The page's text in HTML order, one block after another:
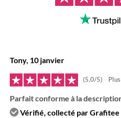
Tony, 10 janvier
(5,0/5)
Parfait conforme à la
Vérifié, collecté par Grafitee